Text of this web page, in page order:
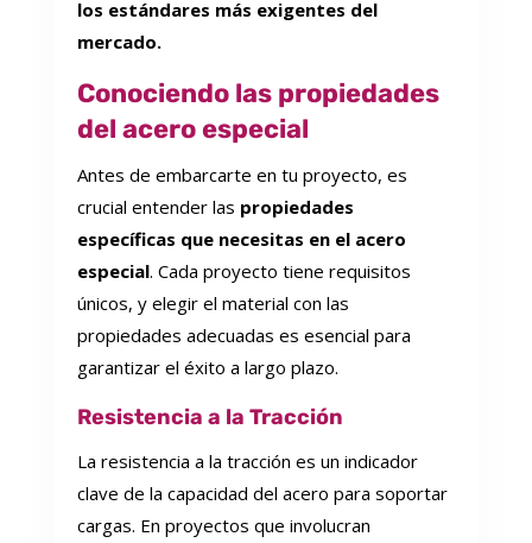
los estándares más exigentes del
mercado.
Conociendo las propiedades
del acero especial
Antes de embarcarte en tu proyecto, es
crucial entender las propiedades
específicas que necesitas en el acero
especial. Cada proyecto tiene requisitos
únicos, y elegir el material con las
propiedades adecuadas es esencial para
garantizar el éxito a largo plazo.
Resistencia a la Tracción
La resistencia a la tracción es un indicador
clave de la capacidad del acero para soportar
cargas. En proyectos que involucran